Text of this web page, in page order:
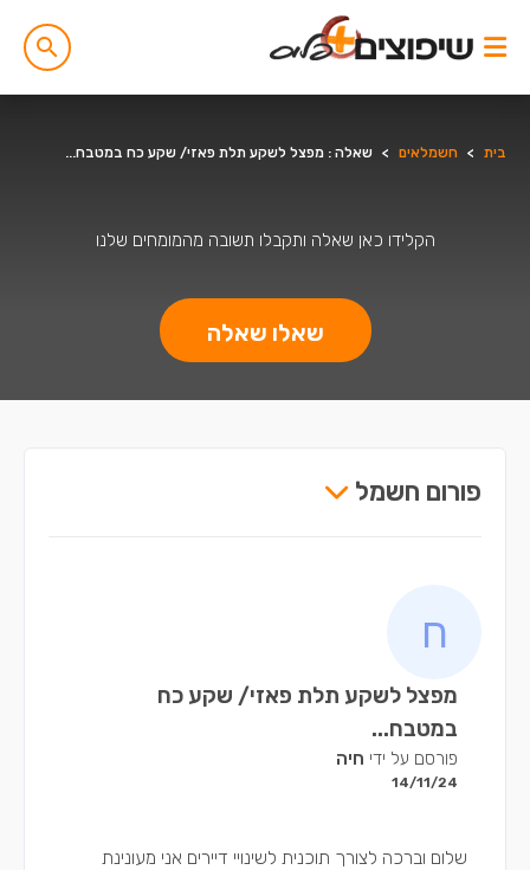
בית > חשמלאים > שאלה : מפצל לשקע תלת פאזי/ שקע כח במטבח...
הקלידו כאן שאלה ותקבלו תשובה מהמומחים שלנו
שאלו שאלה
פורום חשמל
מפצל לשקע תלת פאזי/ שקע כח
במטבח...
פורסם על ידי חיה
14/11/24
שלום וברכה לצורך תוכנית לשינויי דיירים אני מעונינת